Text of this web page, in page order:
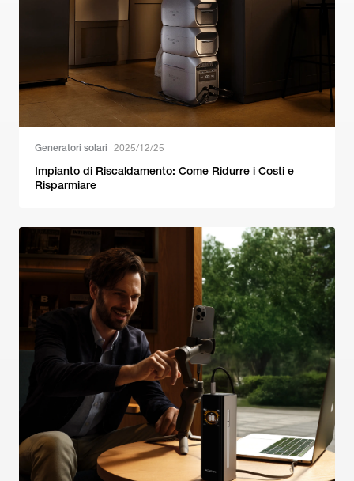
Generatori solari 2025/12/25
Impianto di Riscaldamento: Come Ridurre i Costi e
Risparmiare